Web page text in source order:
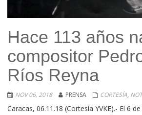
Hace 113 años
compositor
Ríos Reyna
NOV 06, 2018 PRENSA CORTESÍA,
Caracas, 06.11.18 (Cortesía YVKE).- El 6